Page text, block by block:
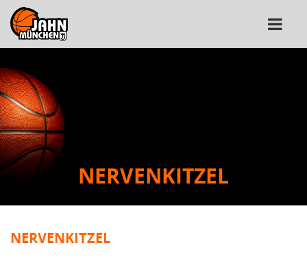
NERVENKITZEL
NERVENKITZEL